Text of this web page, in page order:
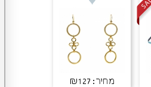
מחיר: ₪127